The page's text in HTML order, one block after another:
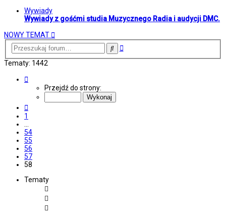
Wywiady
Wywiady z gośćmi studia Muzycznego Radia i audycji DMC.
NOWY TEMAT
SzukajWyszukiwanie
Tematy: 1442
Przejdź do strony:
1
…
54
55
56
57
58
Tematy